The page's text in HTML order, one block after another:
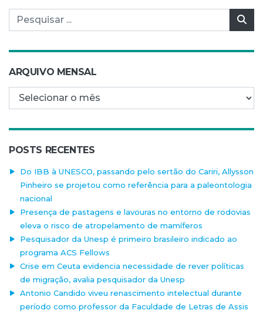
Pesquisar por:
ARQUIVO MENSAL
Arquivo mensal
POSTS RECENTES
Do IBB à UNESCO, passando pelo sertão do Cariri, Allysson
Pinheiro se projetou como referência para a paleontologia
nacional
Presença de pastagens e lavouras no entorno de rodovias
eleva o risco de atropelamento de mamíferos
Pesquisador da Unesp é primeiro brasileiro indicado ao
programa ACS Fellows
Crise em Ceuta evidencia necessidade de rever políticas
de migração, avalia pesquisador da Unesp
Antonio Candido viveu renascimento intelectual durante
período como professor da Faculdade de Letras de Assis